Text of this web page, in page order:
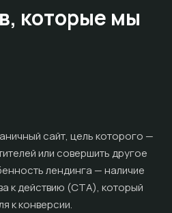
которые мы
сайт, цель которого —
или совершить другое
лендинга — наличие
к действию (CTA), который
к конверсии.